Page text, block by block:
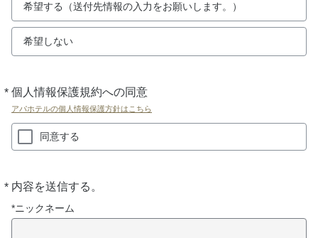
希望する（送付先情報の入力をお願いします。）
希望しない
* 個人情報保護規約への同意
アパホテルの個人情報保護方針はこちら
必
須
同意する
* 内容を送信する。
必
須
*ニックネーム